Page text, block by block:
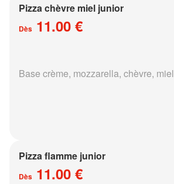
Pizza chèvre miel junior
Dès 11.00 €
Base crème, mozzarella, chèvre, miel
Pizza flamme junior
Dès 11.00 €